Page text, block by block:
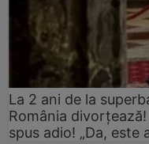
La 2 ani de la
România
spus adio! „Da, este